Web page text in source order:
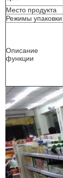
Место продукта
Режимы упаковки
Описание
функции